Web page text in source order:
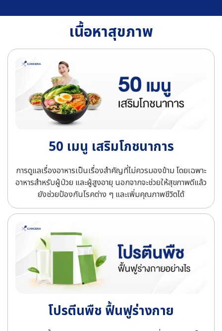
เนื้อหาสุขภาพ
50 เมนู เสริมโภชนาการ
การดูแลเรื่องอาหารเป็นเรื่องสำคัญที่ไม่ควรมองข้าม โดยเฉพาะ
อาหารสำหรับผู้ป่วย และผู้สูงอายุ นอกจากจะช่วยให้สุขภาพดีแล้ว
ยังช่วยป้องกันโรคต่าง ๆ และเพิ่มคุณภาพชีวิตได้
โปรตีนพืช ฟื้นฟูร่างกาย